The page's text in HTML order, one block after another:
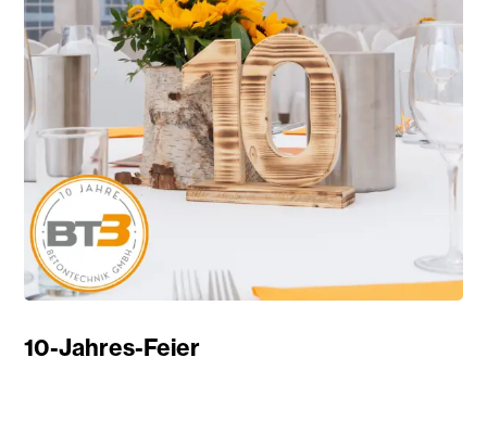
10-Jahres-Feier